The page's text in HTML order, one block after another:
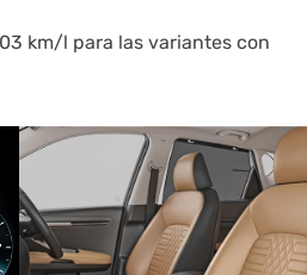
km/l para las variantes con